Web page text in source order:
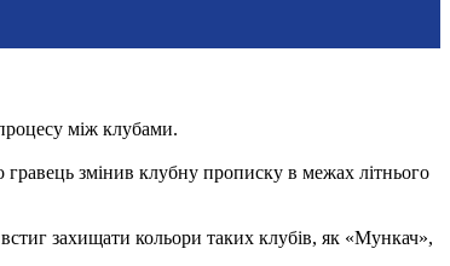
між клубами.
змінив клубну прописку в межах літнього
захищати кольори таких клубів, як «Мункач»,